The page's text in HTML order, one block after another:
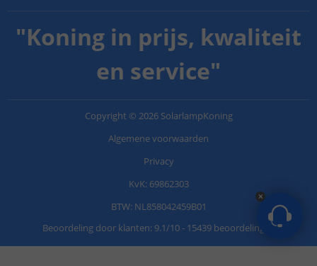
"Koning in prijs, kwaliteit
en service"
Copyright © 2026 SolarlampKoning
Algemene voorwaarden
Privacy
KvK: 69862303
BTW: NL858042459B01
Beoordeling door klanten: 9.1/10- 15439 beoordelingen